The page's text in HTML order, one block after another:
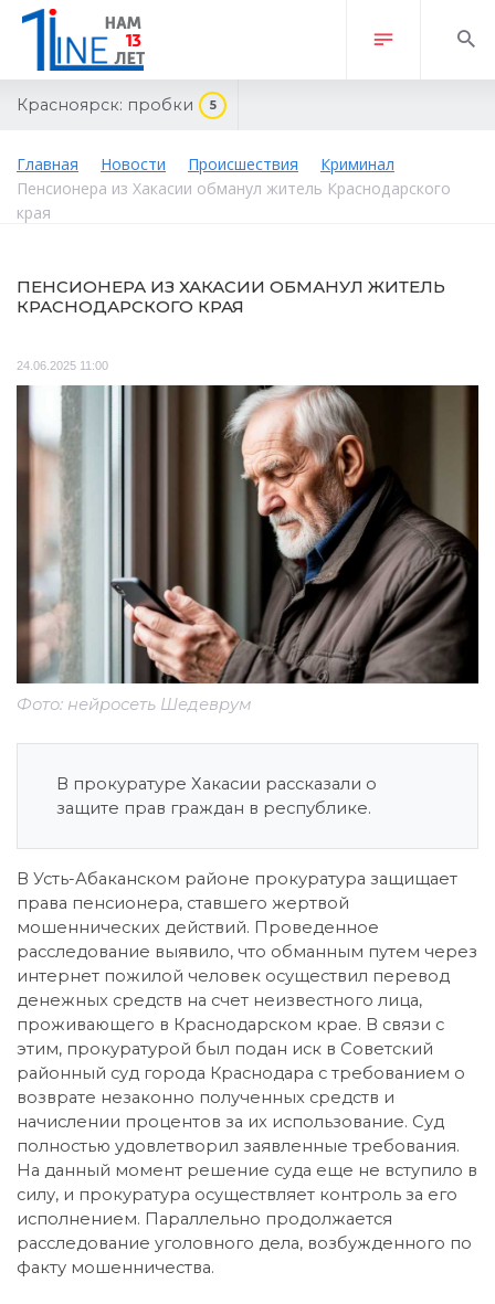
Красноярск: пробки 5
Главная Новости Происшествия
Криминал
Пенсионера из Хакасии обманул житель Краснодарского
края
ПЕНСИОНЕРА ИЗ ХАКАСИИ ОБМАНУЛ ЖИТЕЛЬ
КРАСНОДАРСКОГО КРАЯ
24.06.2025 11:00
Фото: нейросеть Шедеврум
В прокуратуре Хакасии рассказали о
защите прав граждан в республике.
В Усть-Абаканском районе прокуратура защищает
права пенсионера, ставшего жертвой
мошеннических действий. Проведенное
расследование выявило, что обманным путем через
интернет пожилой человек осуществил перевод
денежных средств на счет неизвестного лица,
проживающего в Краснодарском крае. В связи с
этим, прокуратурой был подан иск в Советский
районный суд города Краснодара с требованием о
возврате незаконно полученных средств и
начислении процентов за их использование. Суд
полностью удовлетворил заявленные требования.
На данный момент решение суда еще не вступило в
силу, и прокуратура осуществляет контроль за его
исполнением. Параллельно продолжается
расследование уголовного дела, возбужденного по
факту мошенничества.